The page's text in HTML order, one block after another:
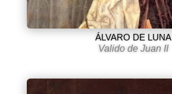
ÁLVARO DE LUNA
Valido de Juan II